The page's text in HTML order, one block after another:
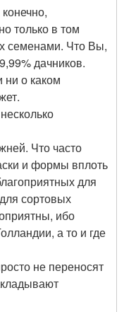
только в том
семенами. Что Вы,
дачников.
ни о каком
Что часто
и формы вплоть
для
сортовых
ибо
а то и где
не переносят